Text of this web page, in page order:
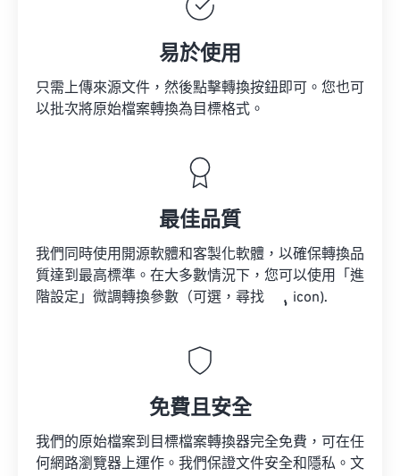
易於使用
只需上傳來源文件，然後點擊轉換按鈕即可。您也可
以批次將原始檔案轉換為目標格式。
最佳品質
我們同時使用開源軟體和客製化軟體，以確保轉換品
質達到最高標準。在大多數情況下，您可以使用「進
階設定」微調轉換參數（可選，尋找
icon).
免費且安全
我們的原始檔案到目標檔案轉換器完全免費，可在任
何網路瀏覽器上運作。我們保證文件安全和隱私。文